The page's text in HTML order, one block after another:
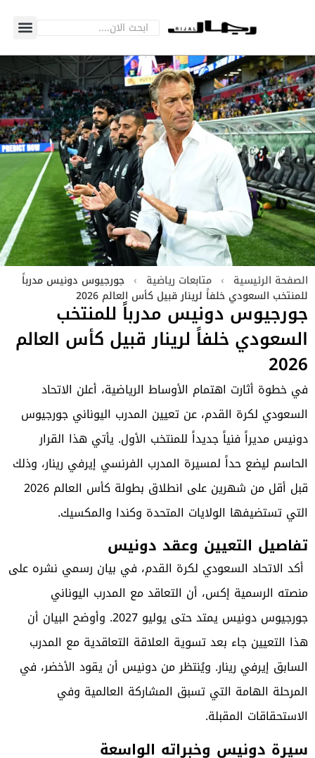
الصفحة الرئيسية › متابعات رياضية › جورجيوس دونيس مدرباً
للمنتخب السعودي خلفاً لرينار قبيل كأس العالم 2026
جورجيوس دونيس مدرباً للمنتخب
السعودي خلفاً لرينار قبيل كأس العالم
2026
في خطوة أثارت اهتمام الأوساط الرياضية، أعلن الاتحاد
السعودي لكرة القدم، عن تعيين المدرب اليوناني جورجيوس
دونيس مديراً فنياً جديداً للمنتخب الأول. يأتي هذا القرار
الحاسم ليضع حداً لمسيرة المدرب الفرنسي إيرفي رينار، وذلك
قبل أقل من شهرين على انطلاق بطولة كأس العالم 2026
التي تستضيفها الولايات المتحدة وكندا والمكسيك.
تفاصيل التعيين وعقد دونيس
أكد الاتحاد السعودي لكرة القدم، في بيان رسمي نشره على
منصته الرسمية إكس، أن التعاقد مع المدرب اليوناني
جورجيوس دونيس يمتد حتى يوليو 2027. وأوضح البيان أن
هذا التعيين جاء بعد تسوية العلاقة التعاقدية مع المدرب
السابق إيرفي رينار. ويُنتظر من دونيس أن يقود الأخضر، في
المرحلة الهامة التي تسبق المشاركة العالمية وفي
الاستحقاقات المقبلة.
سيرة دونيس وخبراته الواسعة